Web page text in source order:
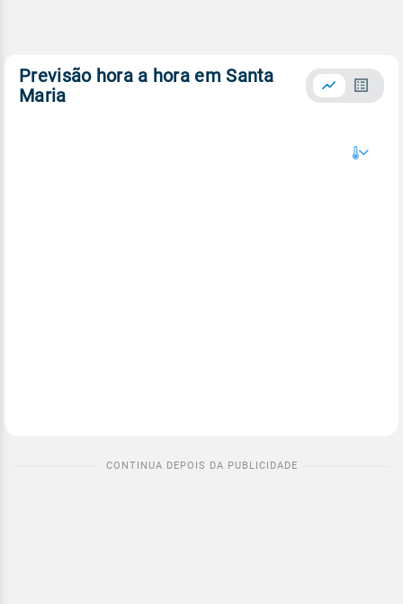
Previsão hora a hora em Santa
Maria